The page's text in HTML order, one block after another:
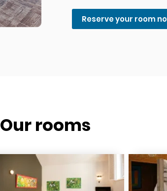
Reserve your room
Our rooms